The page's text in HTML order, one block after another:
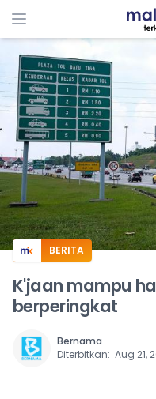
BERITA
K'jaan mampu
berperingkat
Bernama
Diterbitkan: Aug 21,